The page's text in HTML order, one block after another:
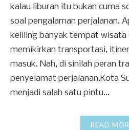
kalau liburan itu bukan cuma
soal pengalaman perjalanan.
keliling banyak tempat wisata
memikirkan transportasi,
masuk. Nah, di sinilah peran
penyelamat perjalanan.Kota
menjadi salah satu pintu...
READ